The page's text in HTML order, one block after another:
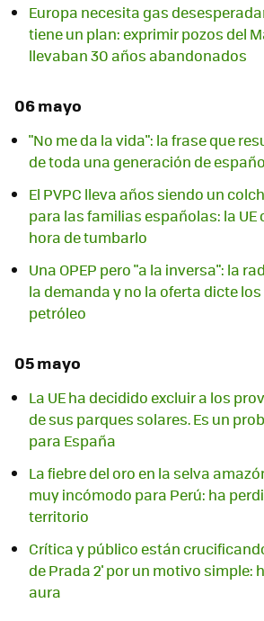
Europa necesita gas
tiene un plan: exprimir pozos del
llevaban 30 años abandonados
06 mayo
"No me da la vida": la frase que
de toda una generación de
El PVPC lleva años siendo un
para las familias españolas: la UE
hora de tumbarlo
Una OPEP pero "a la inversa": la
la demanda y no la oferta dicte
petróleo
05 mayo
La UE ha decidido excluir a los
de sus parques solares. Es un
para España
La fiebre del oro en la selva
muy incómodo para Perú: ha
territorio
Crítica y público están
de Prada 2' por un motivo simple:
aura